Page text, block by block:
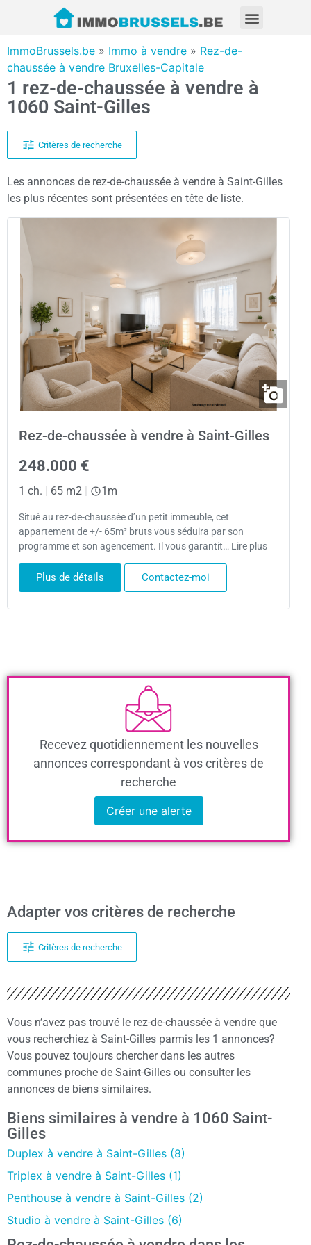
ImmoBrussels.be » Immo à vendre » Rez-de-
chaussée à vendre Bruxelles-Capitale
1 rez-de-chaussée à vendre à
1060 Saint-Gilles
Critères de recherche
Les annonces de rez-de-chaussée à vendre à Saint-Gilles
les plus récentes sont présentées en tête de liste.
Rez-de-chaussée à vendre à Saint-Gilles
248.000 €
1 ch. 65 m2 1m
Situé au rez-de-chaussée d’un petit immeuble, cet
appartement de +/- 65m² bruts vous séduira par son
programme et son agencement. Il vous garantit… Lire plus
Plus de détails Contactez-moi
Recevez quotidiennement les nouvelles
annonces correspondant à vos critères de
recherche
Créer une alerte
Adapter vos critères de recherche
Critères de recherche
Vous n’avez pas trouvé le rez-de-chaussée à vendre que
vous recherchiez à Saint-Gilles parmis les 1 annonces?
Vous pouvez toujours chercher dans les autres
communes proche de Saint-Gilles ou consulter les
annonces de biens similaires.
Biens similaires à vendre à 1060 Saint-
Gilles
Duplex à vendre à Saint-Gilles (8)
Triplex à vendre à Saint-Gilles (1)
Penthouse à vendre à Saint-Gilles (2)
Studio à vendre à Saint-Gilles (6)